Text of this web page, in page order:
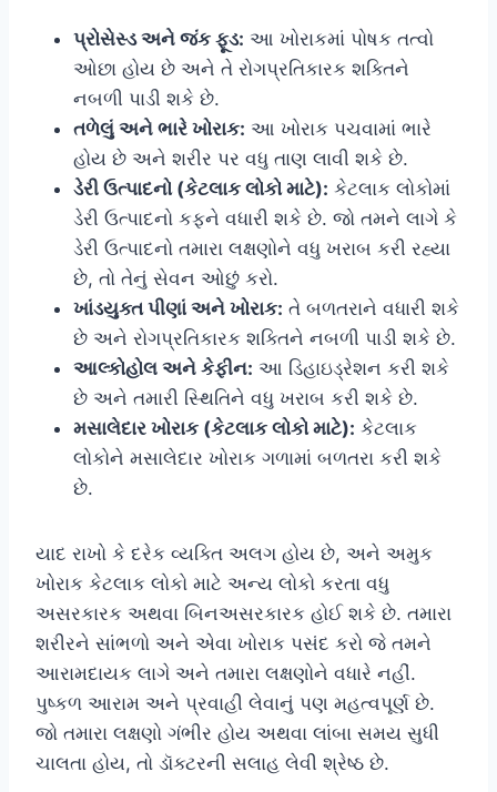
પ્રોસેસ્ડ અને જંક ફૂડ: આ ખોરાકમાં પોષક તત્વો
ઓછા હોય છે અને તે રોગપ્રતિકારક શક્તિને
નબળી પાડી શકે છે.
તળેલું અને ભારે ખોરાક: આ ખોરાક પચવામાં ભારે
હોય છે અને શરીર પર વધુ તાણ લાવી શકે છે.
ડેરી ઉત્પાદનો (કેટલાક લોકો માટે): કેટલાક લોકોમાં
ડેરી ઉત્પાદનો કફને વધારી શકે છે. જો તમને લાગે કે
ડેરી ઉત્પાદનો તમારા લક્ષણોને વધુ ખરાબ કરી રહ્યા
છે, તો તેનું સેવન ઓછું કરો.
ખાંડયુક્ત પીણાં અને ખોરાક: તે બળતરાને વધારી શકે
છે અને રોગપ્રતિકારક શક્તિને નબળી પાડી શકે છે.
આલ્કોહોલ અને કેફીન: આ ડિહાઇડ્રેશન કરી શકે
છે અને તમારી સ્થિતિને વધુ ખરાબ કરી શકે છે.
મસાલેદાર ખોરાક (કેટલાક લોકો માટે): કેટલાક
લોકોને મસાલેદાર ખોરાક ગળામાં બળતરા કરી શકે
છે.
યાદ રાખો કે દરેક વ્યક્તિ અલગ હોય છે, અને અમુક
ખોરાક કેટલાક લોકો માટે અન્ય લોકો કરતા વધુ
અસરકારક અથવા બિનઅસરકારક હોઈ શકે છે. તમારા
શરીરને સાંભળો અને એવા ખોરાક પસંદ કરો જે તમને
આરામદાયક લાગે અને તમારા લક્ષણોને વધારે નહીં.
પુષ્કળ આરામ અને પ્રવાહી લેવાનું પણ મહત્વપૂર્ણ છે.
જો તમારા લક્ષણો ગંભીર હોય અથવા લાંબા સમય સુધી
ચાલતા હોય, તો ડૉક્ટરની સલાહ લેવી શ્રેષ્ઠ છે.